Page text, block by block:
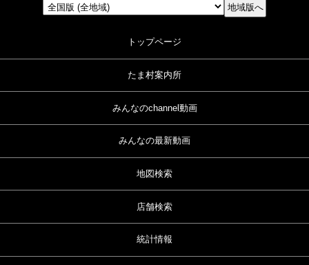
トップページ
たま村案内所
みんなのchannel動画
みんなの最新動画
地図検索
店舗検索
統計情報